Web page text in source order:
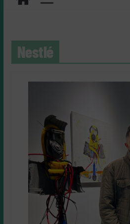
Nestlé